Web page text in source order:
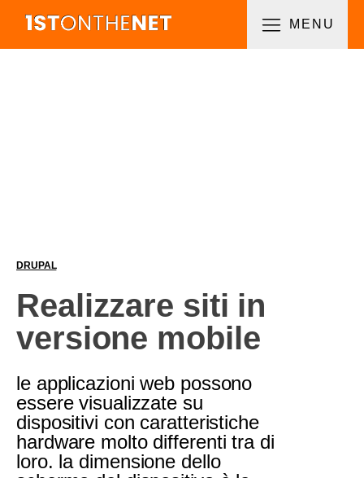
MENU
DRUPAL
Realizzare siti in
versione mobile
le applicazioni web possono
essere visualizzate su
dispositivi con caratteristiche
hardware molto differenti tra di
loro. la dimensione dello